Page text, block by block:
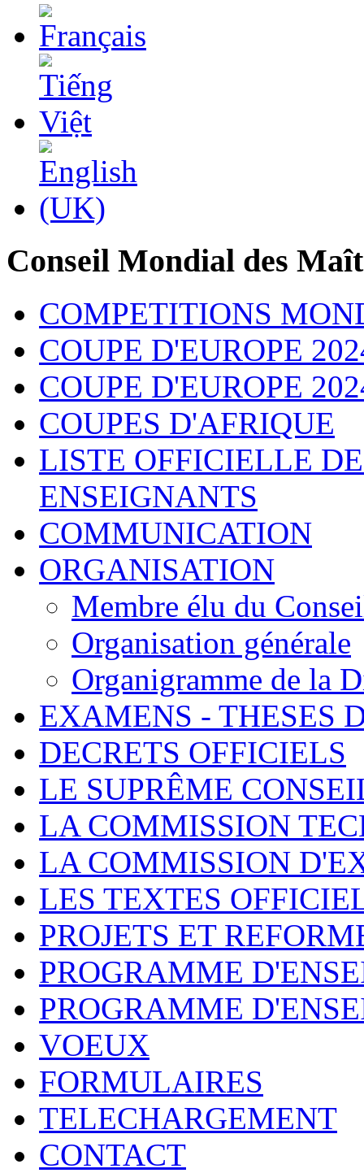
Conseil Mondial des
COMPETITIONS
COUPE D'EUROPE
COUPE D'EUROPE
COUPES D'AFRIQUE
LISTE OFFICIELLE
ENSEIGNANTS
COMMUNICATION
ORGANISATION
Membre élu du
Organisation générale
Organigramme de la
EXAMENS - THESES
DECRETS OFFICIELS
LE SUPRÊME
LA COMMISSION
LA COMMISSION
LES TEXTES
PROJETS ET
PROGRAMME
PROGRAMME
VOEUX
FORMULAIRES
TELECHARGEMENT
CONTACT